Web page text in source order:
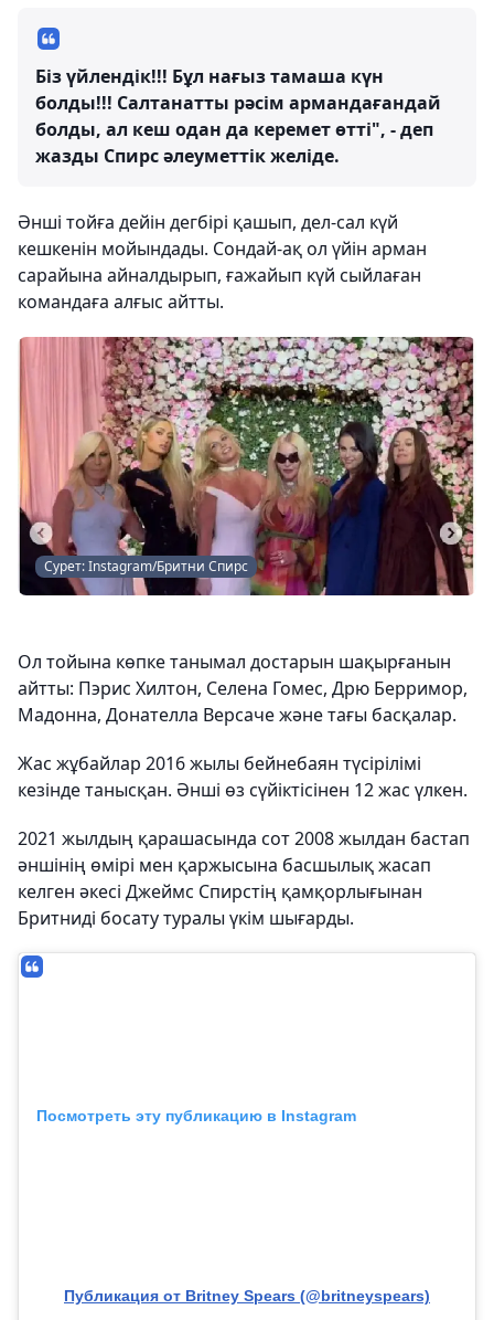
Біз үйлендік!!! Бұл нағыз тамаша күн
болды!!! Салтанатты рәсім армандағандай
болды, ал кеш одан да керемет өтті", - деп
жазды Спирс әлеуметтік желіде.
Әнші тойға дейін дегбірі қашып, дел-сал күй
кешкенін мойындады. Сондай-ақ ол үйін арман
сарайына айналдырып, ғажайып күй сыйлаған
командаға алғыс айтты.
Сурет: Instagram/Бритни Спирс
Ол тойына көпке танымал достарын шақырғанын
айтты: Пэрис Хилтон, Селена Гомес, Дрю Берримор,
Мадонна, Донателла Версаче және тағы басқалар.
Жас жұбайлар 2016 жылы бейнебаян түсірілімі
кезінде танысқан. Әнші өз сүйіктісінен 12 жас үлкен.
2021 жылдың қарашасында сот 2008 жылдан бастап
әншінің өмірі мен қаржысына басшылық жасап
келген әкесі Джеймс Спирстің қамқорлығынан
Бритниді босату туралы үкім шығарды.
Посмотреть эту публикацию в Instagram
Публикация от Britney Spears (@britneyspears)